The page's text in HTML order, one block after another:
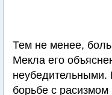
Тем не менее,
Мекла его
борьбе с